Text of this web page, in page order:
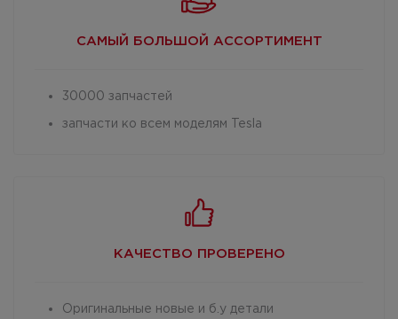
САМЫЙ БОЛЬШОЙ АССОРТИМЕНТ
30000 запчастей
запчасти ко всем моделям Tesla
КАЧЕСТВО ПРОВЕРЕНО
Оригинальные новые и б.у детали